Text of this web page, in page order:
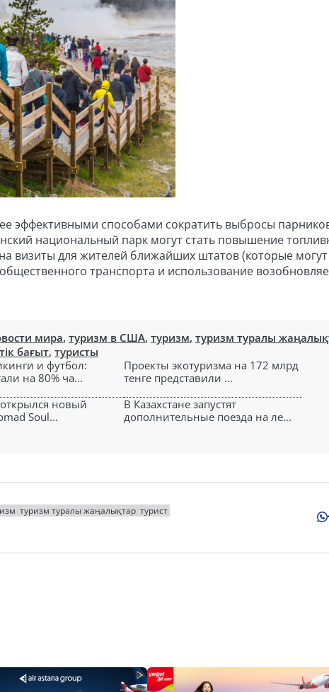
эффективными способами сократить выбросы
национальный парк могут стать повышение
визиты для жителей ближайших штатов (которые могут
транспорта и использование
мира, туризм в США, туризм, туризм туралы
бағыт, туристы
и футбол:
на 80% ча...
Проекты экотуризма на 172 млрд
тенге представили ...
новый
Soul...
В Казахстане запустят
дополнительные поезда на ле...
туризм туралы жаңалықтар турист